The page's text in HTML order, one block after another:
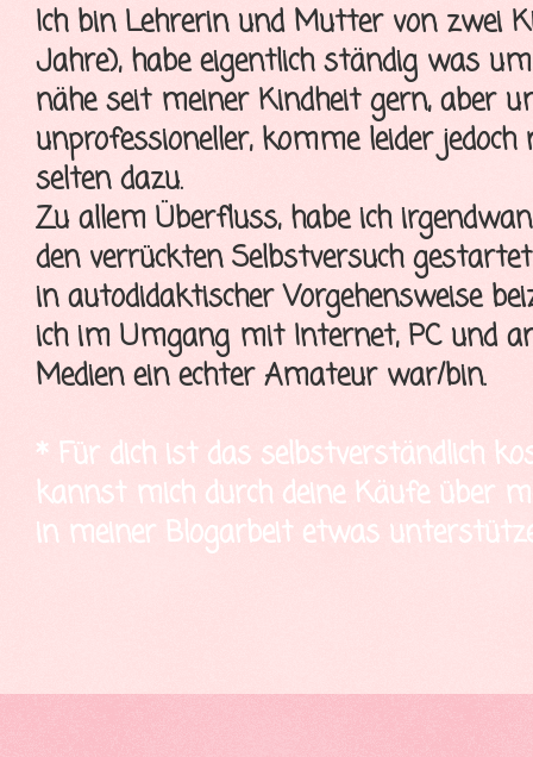
Ich bin Lehrerin und Mutter von zwei
Jahre), habe eigentlich ständig was
nähe seit meiner Kindheit gern, aber
unprofessioneller, komme leider
selten dazu.
Zu allem Überfluss, habe ich
den verrückten Selbstversuch
in autodidaktischer Vorgehensweise
ich im Umgang mit Internet, PC und
Medien ein echter Amateur war/bin.
* Für dich ist das selbstverständlich
kannst mich durch deine Käufe über
in meiner Blogarbeit etwas